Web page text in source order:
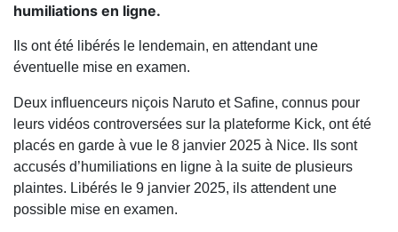
humiliations en ligne.
Ils ont été libérés le lendemain, en attendant une
éventuelle mise en examen.
Deux influenceurs niçois Naruto et Safine, connus pour
leurs vidéos controversées sur la plateforme Kick, ont été
placés en garde à vue le 8 janvier 2025 à Nice. Ils sont
accusés d’humiliations en ligne à la suite de plusieurs
plaintes. Libérés le 9 janvier 2025, ils attendent une
possible mise en examen.